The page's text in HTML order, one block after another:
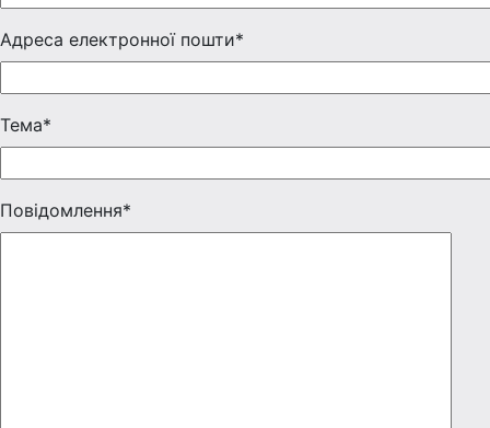
Адреса електронної пошти*
Тема*
Повідомлення*